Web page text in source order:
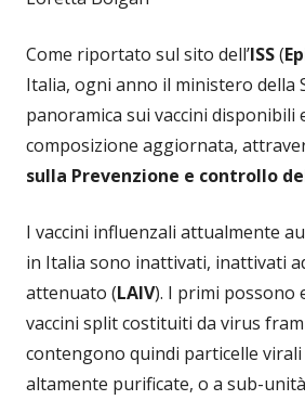
Come riportato sul sito dell’ISS(
Italia, ogni anno il ministero della
panoramica sui vaccini disponibili
composizione aggiornata,
sulla Prevenzione e controllo
I vaccini influenzali attualmente
in Italia sono inattivati, inattivati
attenuato (LAIV). I primi possono
vaccini split costituiti da virus
contengono quindi particelle
altamente purificate, o a sub-